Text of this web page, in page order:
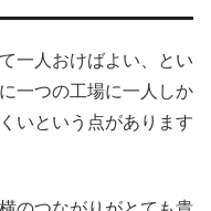
一人おけばよい、とい
一つの工場に一人しか
いという点があります